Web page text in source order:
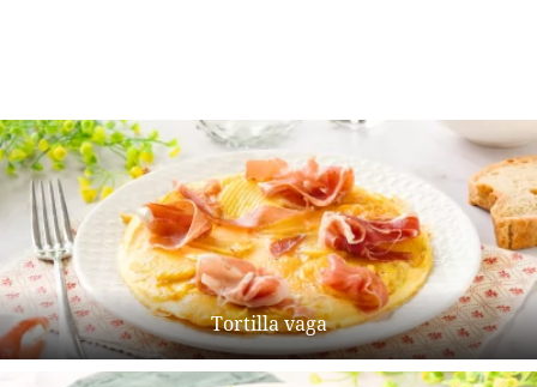
Tortilla vaga